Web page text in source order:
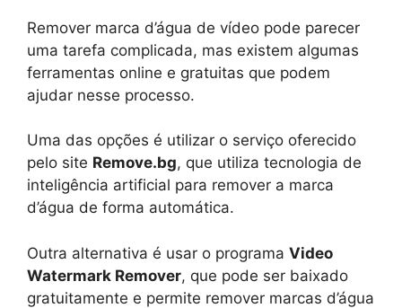
Remover marca d’água de vídeo pode parecer
uma tarefa complicada, mas existem algumas
ferramentas online e gratuitas que podem
ajudar nesse processo.
Uma das opções é utilizar o serviço oferecido
pelo site Remove.bg, que utiliza tecnologia de
inteligência artificial para remover a marca
d’água de forma automática.
Outra alternativa é usar o programa Video
Watermark Remover, que pode ser baixado
gratuitamente e permite remover marcas d’água